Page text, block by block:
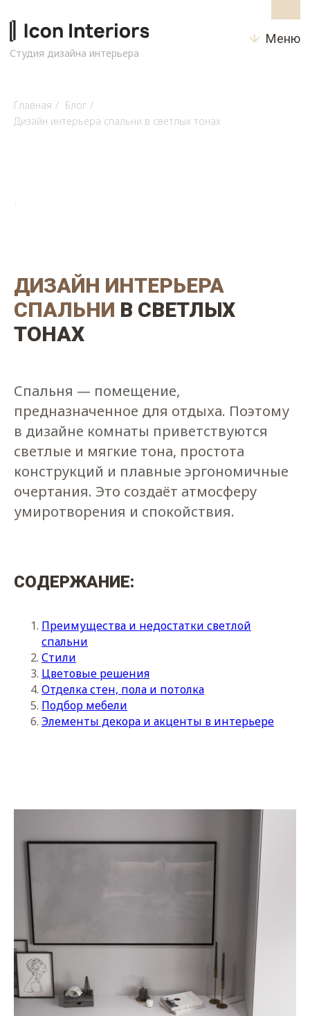
Студия дизайна интерьера
Главная / Блог /
Дизайн интерьера спальни в светлых тонах
↓
ДИЗАЙН ИНТЕРЬЕРА
СПАЛЬНИ В СВЕТЛЫХ
ТОНАХ
Спальня — помещение,
предназначенное для отдыха. Поэтому
в дизайне комнаты приветствуются
светлые и мягкие тона, простота
конструкций и плавные эргономичные
очертания. Это создаёт атмосферу
умиротворения и спокойствия.
СОДЕРЖАНИЕ:
Преимущества и недостатки светлой
спальни
Стили
Цветовые решения
Отделка стен, пола и потолка
Подбор мебели
Элементы декора и акценты в интерьере